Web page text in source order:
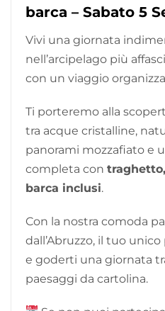
barca – Sabato 5
Vivi una giornata
nell’arcipelago più
con un viaggio
Ti porteremo alla
tra acque cristalline,
panorami mozzafiato e
completa con
barca inclusi.
Con la nostra comoda
dall’Abruzzo, il tuo
e goderti una giornata
paesaggi da cartolina.